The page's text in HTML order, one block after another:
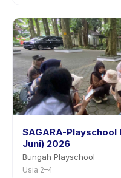
SAGARA-
Juni) 2026
Bungah Playschool
Usia 2–4